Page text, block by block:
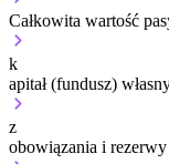
Całkowita wartość
k
apitał (fundusz)
z
obowiązania i